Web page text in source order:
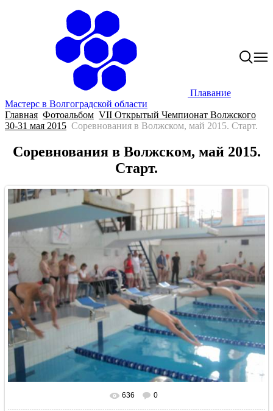
Плавание
Мастерс в Волгоградской области
Главная Фотоальбом VII Открытый Чемпионат Волжского
30-31 мая 2015 Соревнования в Волжском, май 2015. Старт.
Соревнования в Волжском, май 2015.
Старт.
В реальном размере 1600x1200
636 0